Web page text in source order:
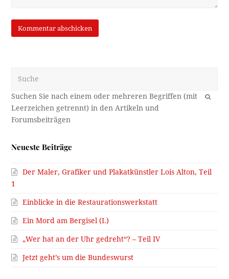
OK
Neueste Beiträge
Der Maler, Grafiker und Plakatkünstler Lois Alton, Teil
1
Einblicke in die Restaurationswerkstatt
Ein Mord am Bergisel (I.)
„Wer hat an der Uhr gedreht“? – Teil IV
Jetzt geht’s um die Bundeswurst